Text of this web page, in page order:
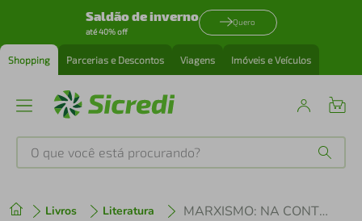
Saldão de inverno
até 40% off
Quero
Shopping Parcerias e Descontos Viagens Imóveis e Veículos
O que você está procurando?
Livros Literatura MARXISMO: NA CONTRAMÃO DO BOM SENSO